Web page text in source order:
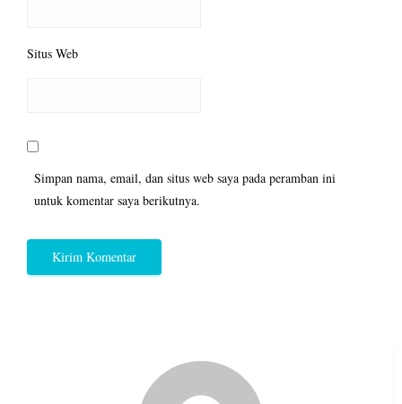
Situs Web
Simpan nama, email, dan situs web saya pada peramban ini
untuk komentar saya berikutnya.